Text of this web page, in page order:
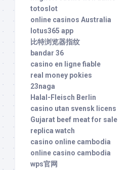
totoslot
online casinos Australia
lotus365 app
比特浏览器指纹
bandar 36
casino en ligne fiable
real money pokies
23naga
Halal-Fleisch Berlin
casino utan svensk licens
Gujarat beef meat for sale
replica watch
casino online cambodia
online casino cambodia
wps官网